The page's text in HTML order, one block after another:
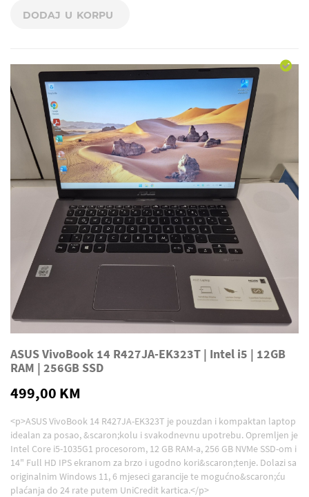
DODAJ U KORPU
ASUS VivoBook 14 R427JA-EK323T | Intel i5 | 12GB
RAM | 256GB SSD
499,00 KM
<p>ASUS VivoBook 14 R427JA-EK323T je pouzdan i kompaktan laptop
idealan za posao, &scaron;kolu i svakodnevnu upotrebu. Opremljen je
Intel Core i5-1035G1 procesorom, 12 GB RAM-a, 256 GB NVMe SSD-om i
14" Full HD IPS ekranom za brzo i ugodno kori&scaron;tenje. Dolazi sa
originalnim Windows 11, 6 mjeseci garancije te mogućno&scaron;ću
plaćanja do 24 rate putem UniCredit kartica.</p>